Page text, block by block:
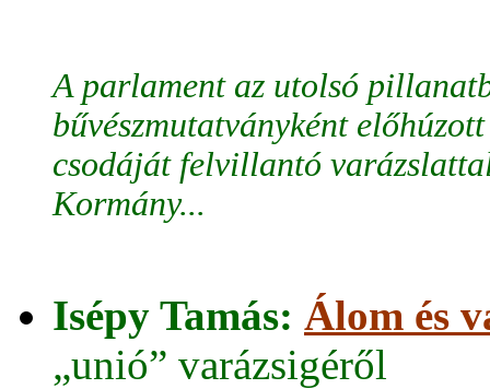
A parlament az utolsó
bűvészmutatványként
csodáját felvillantó
Kormány...
Isépy Tamás: Álom és
„unió” varázsigéről